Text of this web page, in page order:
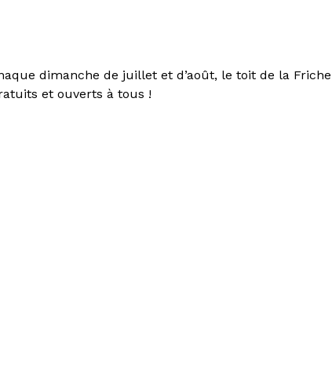
dimanche de juillet et d’août, le toit de la Friche
et ouverts à tous !